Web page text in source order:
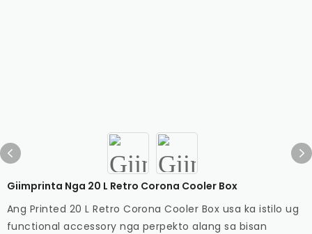
Giimprinta Nga 20 L Retro Corona Cooler Box
Ang Printed 20 L Retro Corona Cooler Box usa ka istilo ug
functional accessory nga perpekto alang sa bisan